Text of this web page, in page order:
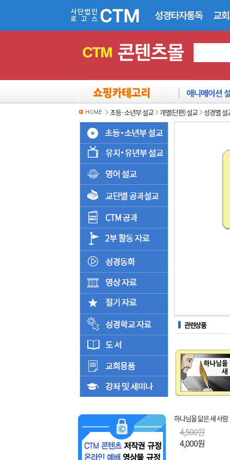
초등·소년부 설교 개별(단편) 설교 성경별 설
관련상품
하나님을 닮은 새 사람
4,500원
4,000원